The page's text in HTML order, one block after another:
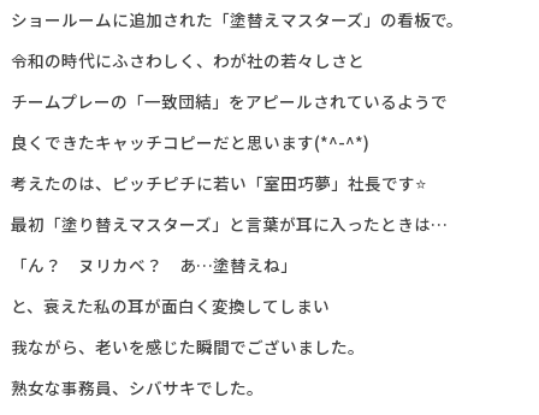
ショールームに追加された「塗替えマスターズ」の看板で。
令和の時代にふさわしく、わが社の若々しさと
チームプレーの「一致団結」をアピールされているようで
良くできたキャッチコピーだと思います(*^-^*)
考えたのは、ピッチピチに若い「室田巧夢」社長です⭐
最初「塗り替えマスターズ」と言葉が耳に入ったときは…
「ん？ ヌリカベ？ あ…塗替えね」
と、衰えた私の耳が面白く変換してしまい
我ながら、老いを感じた瞬間でございました。
熟女な事務員、シバサキでした。